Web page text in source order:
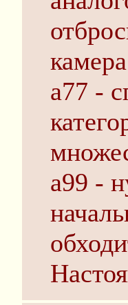
а77 -
а99 -